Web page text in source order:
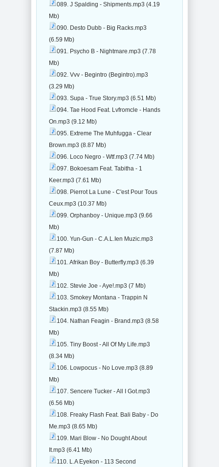
089. J Spalding - Shipments.mp3 (4.19
Mb)
090. Desto Dubb - Big Racks.mp3
(6.59 Mb)
091. Psycho B - Nightmare.mp3 (7.78
Mb)
092. Vvv - Begintro (Begintro).mp3
(3.29 Mb)
093. Supa - True Story.mp3 (6.51 Mb)
094. Tae Hood Feat. Lvfromcle - Hands
On.mp3 (9.12 Mb)
095. Extreme The Muhfugga - Clear
Brown.mp3 (8.87 Mb)
096. Loco Negro - Wtf.mp3 (7.74 Mb)
097. Bokoesam Feat. Tabitha - 1
Keer.mp3 (7.61 Mb)
098. Pierrot La Lune - C'est Pour Tous
Ceux.mp3 (10.37 Mb)
099. Orphanboy - Unique.mp3 (9.66
Mb)
100. Yun-Gun - C.A.L.Ien Muzic.mp3
(7.87 Mb)
101. Afrikan Boy - Butterfly.mp3 (6.39
Mb)
102. Stevie Joe - Aye!.mp3 (7 Mb)
103. Smokey Montana - Trappin N
Stackin.mp3 (8.55 Mb)
104. Nathan Feagin - Brand.mp3 (8.58
Mb)
105. Tiny Boost - All Of My Life.mp3
(8.34 Mb)
106. Lowpocus - No Love.mp3 (8.89
Mb)
107. Sencere Tucker - All I Got.mp3
(6.56 Mb)
108. Freaky Flash Feat. Bali Baby - Do
Me.mp3 (8.65 Mb)
109. Mari Blow - No Dought About
It.mp3 (6.41 Mb)
110. L.A Eyekon - 113 Second